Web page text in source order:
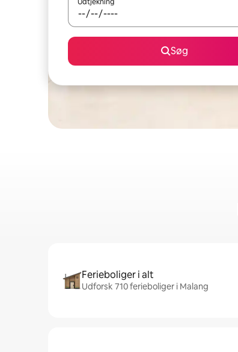
Søg
Ferieboliger i alt
Udforsk 710 ferieboliger i Malang